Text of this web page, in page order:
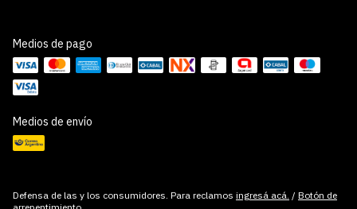
Medios de pago
Medios de envío
Defensa de las y los consumidores. Para reclamos ingresá acá. / Botón de